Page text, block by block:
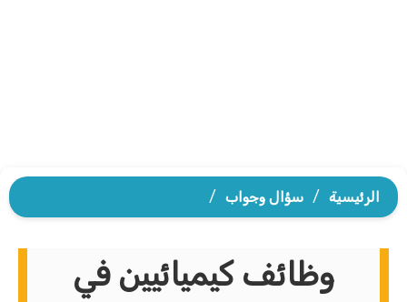
الرئيسية / سؤال وجواب /
وظائف كيميائيين في